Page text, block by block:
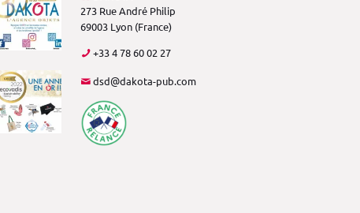
273 Rue André Philip
69003 Lyon (France)
+33 4 78 60 02 27
dsd@dakota-pub.com